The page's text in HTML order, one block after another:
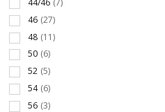
44/46 (7)
46 (27)
48 (11)
50 (6)
52 (5)
54 (6)
56 (3)